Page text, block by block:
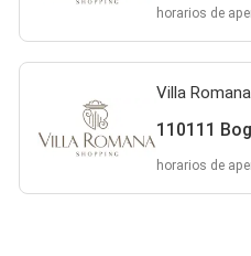
horarios de
Villa Romana
110111
horarios de